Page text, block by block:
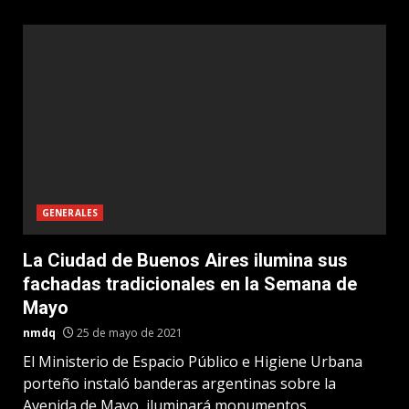
GENERALES
La Ciudad de Buenos Aires ilumina sus
fachadas tradicionales en la Semana de
Mayo
nmdq 25 de mayo de 2021
El Ministerio de Espacio Público e Higiene Urbana
porteño instaló banderas argentinas sobre la